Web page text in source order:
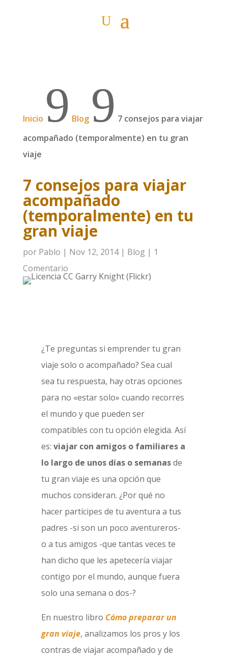
Inicio 9 Blog 9 7 consejos para viajar
acompañado (temporalmente) en tu gran
viaje
7 consejos para viajar
acompañado
(temporalmente) en tu
gran viaje
por Pablo | Nov 12, 2014| Blog | 1
Comentario
¿Te preguntas si emprender tu gran
viaje solo o acompañado? Sea cual
sea tu respuesta, hay otras opciones
para no «estar solo» cuando recorres
el mundo y que pueden ser
compatibles con tu opción elegida. Así
es: viajar con amigos o familiares a
lo largo de unos días o semanasde
tu gran viaje es una opción que
muchos consideran. ¿Por qué no
hacer partícipes de tu aventura a tus
padres -si son un poco aventureros-
o a tus amigos -que tantas veces te
han dicho que les apetecería viajar
contigo por el mundo, aunque fuera
solo una semana o dos-?
En nuestro libro Cómo preparar un
gran viaje, analizamos los pros y los
contras de viajar acompañado y de